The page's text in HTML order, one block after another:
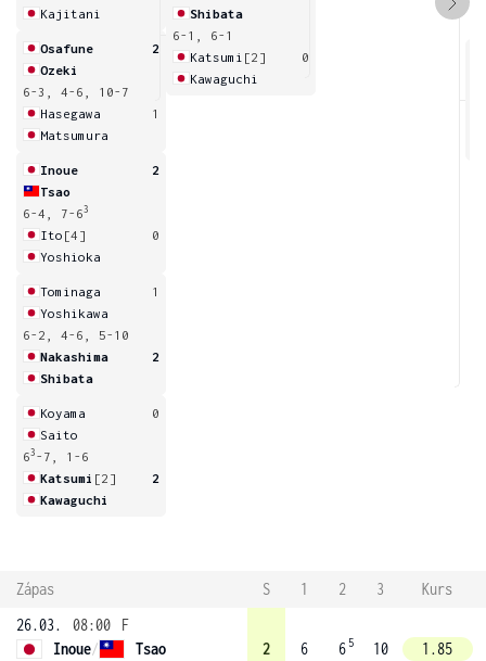
Kajitani
Osafune
2
Ozeki
6-3, 4-6, 10-7
Hasegawa
1
Matsumura
Inoue
2
Tsao
6-4, 7-63
Ito [4]
0
Yoshioka
Tominaga
1
Yoshikawa
6-2, 4-6, 5-10
Nakashima
2
Shibata
Koyama
0
Saito
63 -7, 1-6
Katsumi [2]
2
Kawaguchi
Shibata
6-1, 6-1
Katsumi [2]
0
Kawaguchi
Zápas S 1 2 3
Kurs
26.03.
08:00
F
Inoue/
Tsao
2
6
6 5
10
1.85